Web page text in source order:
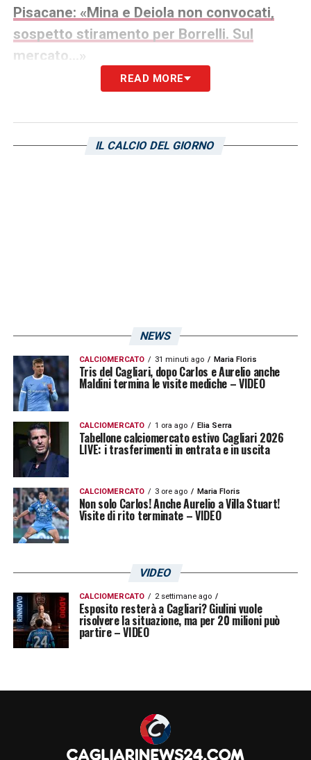
Pisacane: «Mina e Deiola non convocati,
sospetto stiramento per Borrelli. Sul
mercato…»
READ MORE
IL CALCIO DEL GIORNO
NEWS
CALCIOMERCATO 31 minuti ago Maria Floris
Tris del Cagliari, dopo Carlos e Aurelio anche
Maldini termina le visite mediche – VIDEO
CALCIOMERCATO 1 ora ago Elia Serra
Tabellone calciomercato estivo Cagliari 2026
LIVE: i trasferimenti in entrata e in uscita
CALCIOMERCATO 3 ore ago Maria Floris
Non solo Carlos! Anche Aurelio a Villa Stuart!
Visite di rito terminate – VIDEO
VIDEO
CALCIOMERCATO 2 settimane ago
Esposito resterà a Cagliari? Giulini vuole
risolvere la situazione, ma per 20 milioni può
partire – VIDEO